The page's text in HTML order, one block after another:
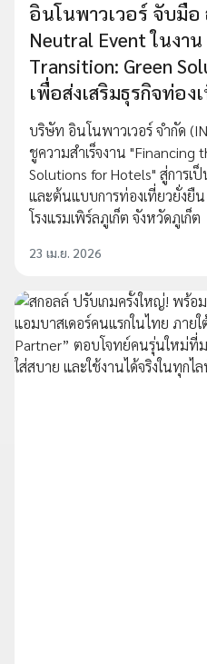
อินโนพาวเวอร์ จับมือ
Neutral Event ในงา
Transition: Green
เพื่อส่งเสริมธุรกิจท่อง
บริษัท อินโนพาวเวอร์ จำกัด
ชูความสำเร็จงาน "Financing
Solutions for Hotels" สู่การเ
และต้นแบบการท่องเที่ยวยั่งยื
โรงแรมเพิร์ลภูเก็ต จังหวัดภูเก็ต
23 เม.ย. 2026